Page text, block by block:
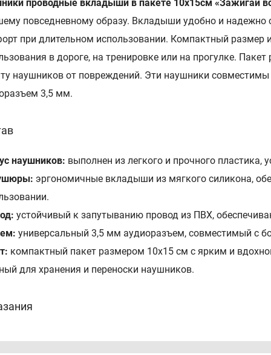
проводные вкладыши в пакете 10х15см «Зажигай
повседневному образу. Вкладыши удобно и надежно
при длительном использовании. Компактный размер
в дороге, на тренировке или на прогулке.
наушников от повреждений. Эти наушники
3,5 мм.
наушников: выполнен из легкого и прочного пластика,
эргономичные вкладыши из мягкого силикона,
устойчивый к запутыванию провод из ПВХ,
универсальный 3,5 мм аудиоразъем, совместимый с
компактный пакет размером 10х15 см с ярким и
для хранения и переноски наушников.